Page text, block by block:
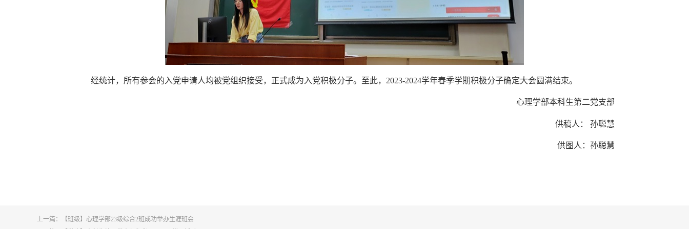
经统计，所有参会的入党申请人均被党组织接受，正式成为入党积极分子。至此， 2023-2024学年春季学期积极分子确定大会圆满结束。
心理学部本科生第二党支部
供稿人： 孙聪慧
供图人：孙聪慧
上一篇：
【班级】心理学部23级综合2班成功举办生涯班会